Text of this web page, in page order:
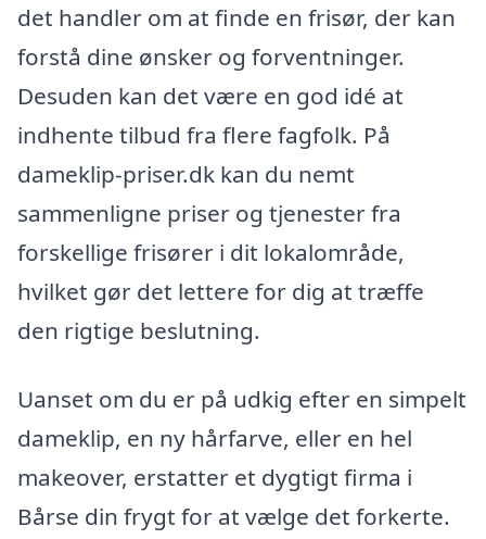
det handler om at finde en frisør, der kan
forstå dine ønsker og forventninger.
Desuden kan det være en god idé at
indhente tilbud fra flere fagfolk. På
dameklip-priser.dk kan du nemt
sammenligne priser og tjenester fra
forskellige frisører i dit lokalområde,
hvilket gør det lettere for dig at træffe
den rigtige beslutning.
Uanset om du er på udkig efter en simpelt
dameklip, en ny hårfarve, eller en hel
makeover, erstatter et dygtigt firma i
Bårse din frygt for at vælge det forkerte.